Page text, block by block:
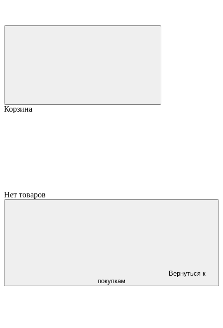
Корзина
Нет товаров
Вернуться к
покупкам